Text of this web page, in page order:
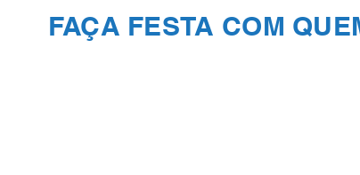
FAÇA FESTA COM